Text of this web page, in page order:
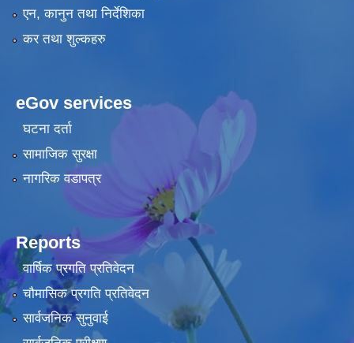
एन, कानुन तथा निर्देशिका
कर तथा शुल्कहरु
eGov services
घटना दर्ता
सामाजिक सुरक्षा
नागरिक वडापत्र
Reports
वार्षिक प्रगति प्रतिवेदन
चौमासिक प्रगति प्रतिवेदन
सार्वजनिक सुनुवाई